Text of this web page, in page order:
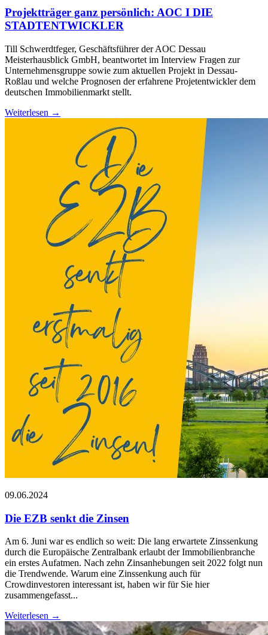
Projektträger ganz persönlich: AOC I DIE
STADTENTWICKLER
Till Schwerdtfeger, Geschäftsführer der AOC Dessau
Meisterhausblick GmbH, beantwortet im Interview Fragen zur
Unternehmensgruppe sowie zum aktuellen Projekt in Dessau-
Roßlau und welche Prognosen der erfahrene Projetentwickler dem
deutschen Immobilienmarkt stellt.
Weiterlesen →
09.06.2024
Die EZB senkt die Zinsen
Am 6. Juni war es endlich so weit: Die lang erwartete Zinssenkung
durch die Europäische Zentralbank erlaubt der Immobilienbranche
ein erstes Aufatmen. Nach zehn Zinsanhebungen seit 2022 folgt nun
die Trendwende. Warum eine Zinssenkung auch für
Crowdinvestoren interessant ist, haben wir für Sie hier
zusammengefasst...
Weiterlesen →